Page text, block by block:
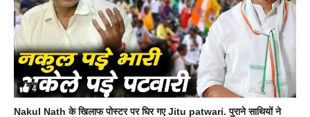
4
Nakul Nath के खिलाफ पोस्टर पर घिर गए Jitu patwari. पुराने साथियों ने